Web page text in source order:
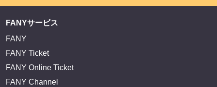
FANYサービス
FANY
FANY Ticket
FANY Online Ticket
FANY Channel